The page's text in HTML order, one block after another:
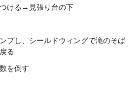
ける→見張り台の下
プし、シールドウィングで滝のそば
る
を倒す